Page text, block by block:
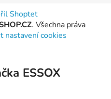
Shoptet
. Všechna práva
nastavení cookies
ESSOX